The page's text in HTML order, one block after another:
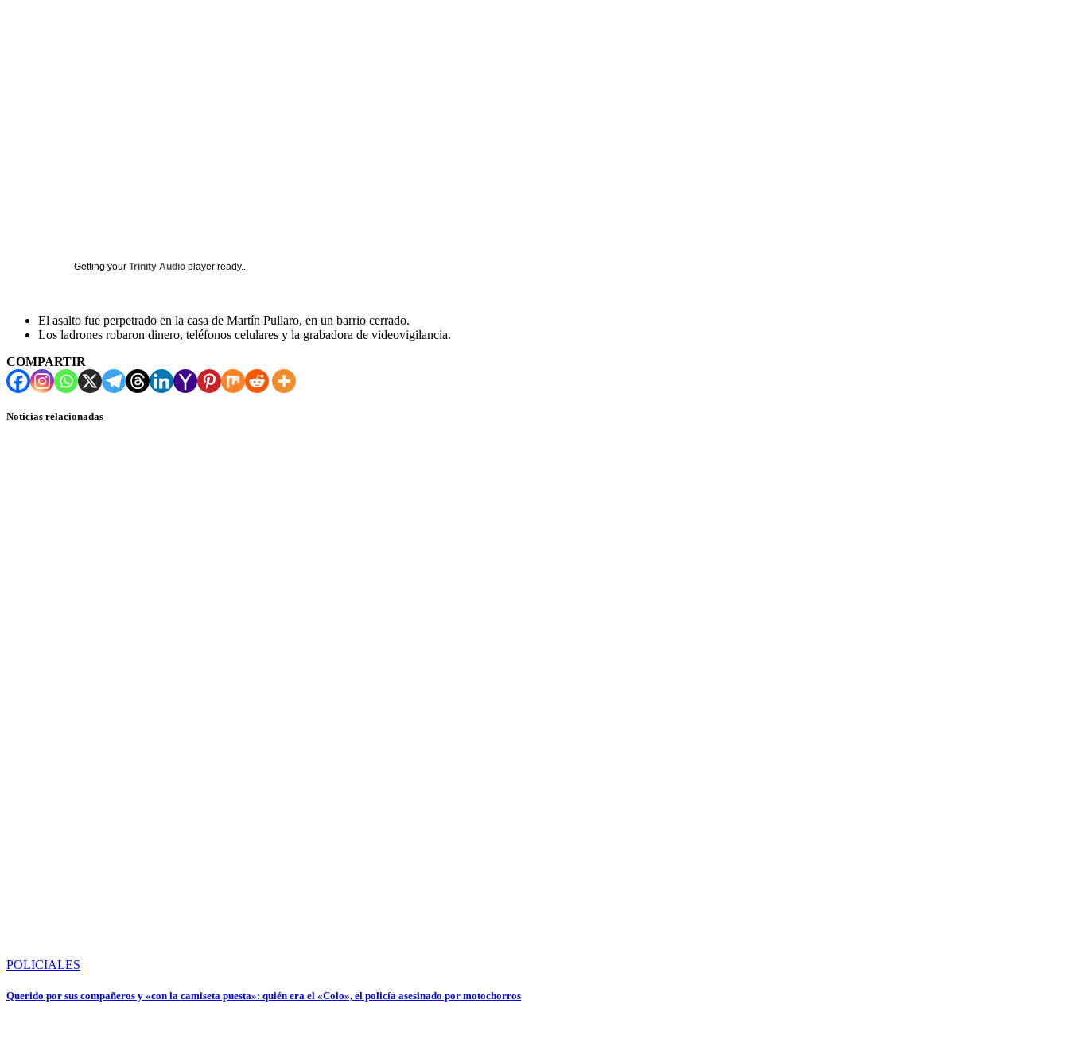
Getting your Trinity Audio player ready...
El asalto fue perpetrado en la casa de Martín Pullaro, en un barrio cerrado.
Los ladrones robaron dinero, teléfonos celulares y la grabadora de videovigilancia.
COMPARTIR
Noticias relacionadas
POLICIALES
Querido por sus compañeros y «con la camiseta puesta»: quién era el «Colo», el policía asesinado por motochorros